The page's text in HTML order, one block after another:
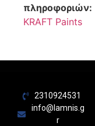
πληροφοριών:
KRAFT Paints
2310924531
info@lamnis.g
r